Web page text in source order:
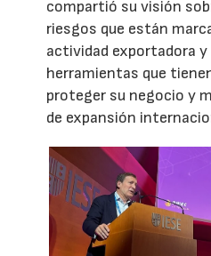
compartió su visión
riesgos que están
actividad exportadora y
herramientas que
proteger su negocio y
de expansión